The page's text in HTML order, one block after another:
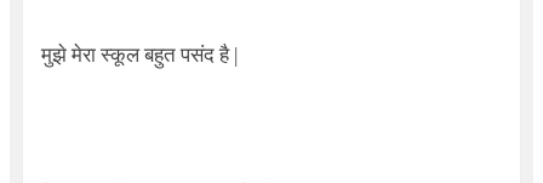
मुझे मेरा स्कूल बहुत पसंद है |